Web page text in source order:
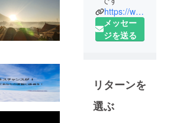
https://www.memotra.jp
メッセー
ジを送る
リターンを
選ぶ